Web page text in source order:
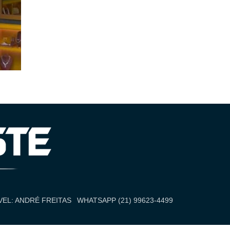
ANDRÉ FREITAS WHATSAPP (21) 99623-4499